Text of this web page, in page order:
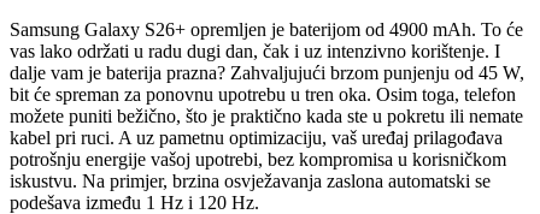
Samsung Galaxy S26+ opremljen je baterijom od 4900 mAh. To će
vas lako održati u radu dugi dan, čak i uz intenzivno korištenje. I
dalje vam je baterija prazna? Zahvaljujući brzom punjenju od 45 W,
bit će spreman za ponovnu upotrebu u tren oka. Osim toga, telefon
možete puniti bežično, što je praktično kada ste u pokretu ili nemate
kabel pri ruci. A uz pametnu optimizaciju, vaš uređaj prilagođava
potrošnju energije vašoj upotrebi, bez kompromisa u korisničkom
iskustvu. Na primjer, brzina osvježavanja zaslona automatski se
podešava između 1 Hz i 120 Hz.